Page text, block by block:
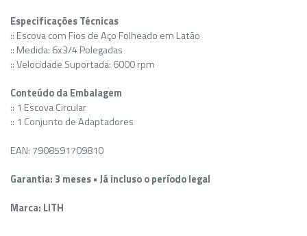
Especificações Técnicas
:: Escova com Fios de Aço Folheado em Latão
:: Medida: 6x3/4 Polegadas
:: Velocidade Suportada: 6000 rpm
Conteúdo da Embalagem
:: 1 Escova Circular
:: 1 Conjunto de Adaptadores
EAN: 7908591709810
Garantia: 3 meses • Já incluso o período legal
Marca: LITH